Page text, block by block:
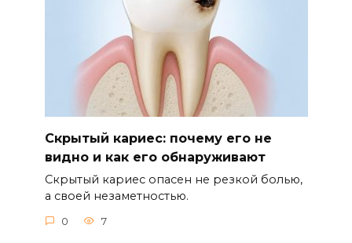
Скрытый кариес: почему его не
видно и как его обнаруживают
Скрытый кариес опасен не резкой болью,
а своей незаметностью.
0 7